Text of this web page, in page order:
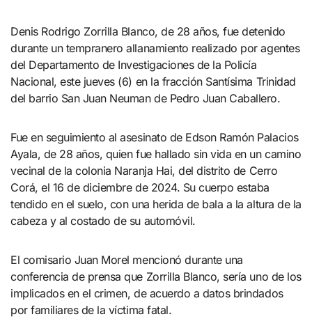
Denis Rodrigo Zorrilla Blanco, de 28 años, fue detenido
durante un tempranero allanamiento realizado por agentes
del Departamento de Investigaciones de la Policía
Nacional, este jueves (6) en la fracción Santísima Trinidad
del barrio San Juan Neuman de Pedro Juan Caballero.
Fue en seguimiento al asesinato de Edson Ramón Palacios
Ayala, de 28 años, quien fue hallado sin vida en un camino
vecinal de la colonia Naranja Hai, del distrito de Cerro
Corá, el 16 de diciembre de 2024. Su cuerpo estaba
tendido en el suelo, con una herida de bala a la altura de la
cabeza y al costado de su automóvil.
El comisario Juan Morel mencionó durante una
conferencia de prensa que Zorrilla Blanco, sería uno de los
implicados en el crimen, de acuerdo a datos brindados
por familiares de la víctima fatal.